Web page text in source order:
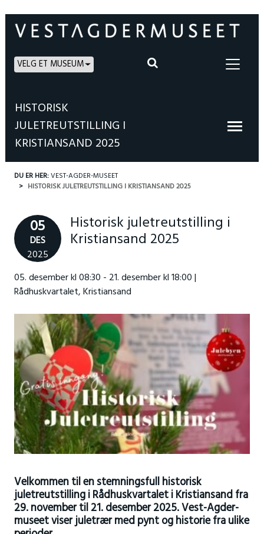
VELG ET MUSEUM
HISTORISK
JULETREUTSTILLING I
KRISTIANSAND 2025
DU ER HER:VEST-AGDER-MUSEET
HISTORISK JULETREUTSTILLING I KRISTIANSAND 2025
05
DES
2025
Historisk juletreutstilling i
Kristiansand 2025
05. desember kl 08:30 - 21. desember kl 18:00 |
Rådhuskvartalet, Kristiansand
Velkommen til en stemningsfull historisk
juletreutstilling i Rådhuskvartalet i Kristiansand fra
29. november til 21. desember 2025. Vest-Agder-
museet viser juletrær med pynt og historie fra ulike